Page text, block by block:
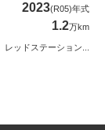
2023(R05)年式
1.2万km
レッドステーション...